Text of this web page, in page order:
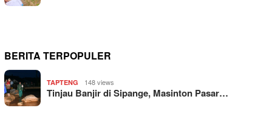
BERITA TERPOPULER
TAPTENG 148 views
Tinjau Banjir di Sipange, Masinton Pasar…